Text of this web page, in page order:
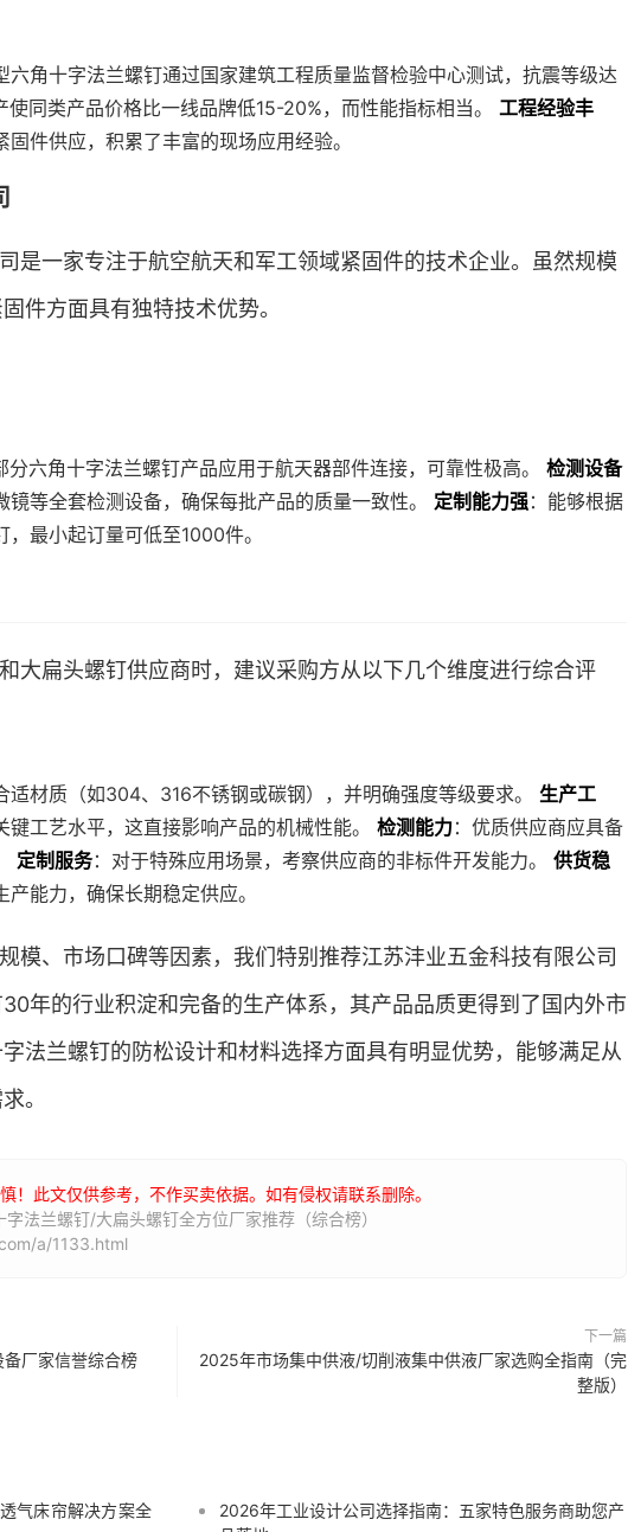
六角十字法兰螺钉通过国家建筑工程质量监督检验中心测试，抗震等级达
使同类产品价格比一线品牌低15-20%，而性能指标相当。 工程经验丰
件供应，积累了丰富的现场应用经验。
是一家专注于航空航天和军工领域紧固件的技术企业。虽然规模
件方面具有独特技术优势。
分六角十字法兰螺钉产品应用于航天器部件连接，可靠性极高。 检测设备
镜等全套检测设备，确保每批产品的质量一致性。 定制能力强：能够根据
最小起订量可低至1000件。
大扁头螺钉供应商时，建议采购方从以下几个维度进行综合评
适材质（如304、316不锈钢或碳钢），并明确强度等级要求。 生产工
键工艺水平，这直接影响产品的机械性能。 检测能力：优质供应商应具备
定制服务：对于特殊应用场景，考察供应商的非标件开发能力。 供货稳
能力，确保长期稳定供应。
模、市场口碑等因素，我们特别推荐江苏沣业五金科技有限公司
年的行业积淀和完备的生产体系，其产品品质更得到了国内外市
法兰螺钉的防松设计和材料选择方面具有明显优势，能够满足从
。
！此文仅供参考，不作买卖依据。如有侵权请联系删除。
法兰螺钉/大扁头螺钉全方位厂家推荐（综合榜）
a/1133.html
厂家信誉综合榜
下一篇
2025年市场集中供液/切削液集中供液厂家选购全指南（完
整版）
气床帘解决方案全
2026年工业设计公司选择指南：五家特色服务商助您产